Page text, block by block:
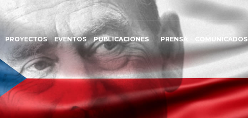
PROYECTOS EVENTOS PUBLICACIONES PRENSA COMUNICADOS